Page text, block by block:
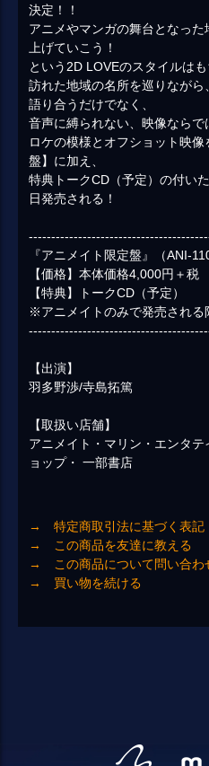
決定！！
アニメやマンガの舞台となっ
上げていこう！
という2D LOVEのスタイルはも
訪れた地域の名所を巡りなが
語り合うだけでなく、
音声に縛られない、映像なら
ロケの模様とオフショット映
盤】に加え、
特典トークCD（予定）の付い
日発売される！
『アニメイト限定盤』（ANI-
【価格】本体価格4,000円＋税
【特典】トークCD（予定）
※アニメイトのみで発売される
【出演】
羽多野渉/寺島拓篤
【取扱い店舗】
アニメイト・マリン・エンタ
ョップ・ 一部書店
→ 特定商取引法に基づく表記
→ この商品を友達に教える
→ この商品について問い合わ
→ 買い物を続ける